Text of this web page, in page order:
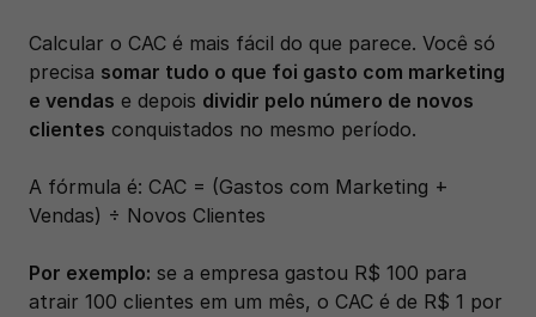
Calcular o CAC é mais fácil do que parece. Você só
precisa somar tudo o que foi gasto com marketing
e vendas e depois dividir pelo número de novos
clientes conquistados no mesmo período.
A fórmula é: CAC = (Gastos com Marketing +
Vendas) ÷ Novos Clientes
Por exemplo: se a empresa gastou R$ 100 para
atrair 100 clientes em um mês, o CAC é de R$ 1 por